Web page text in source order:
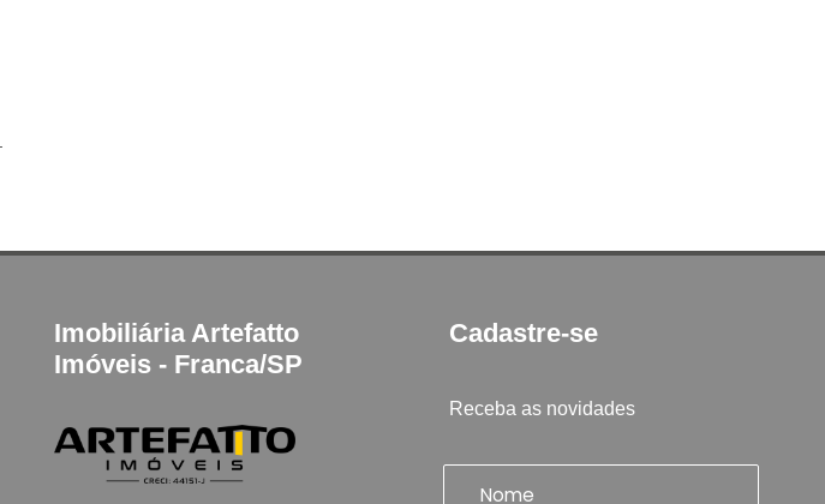
Imobiliária Artefatto
Imóveis - Franca/SP
Cadastre-se
Receba as novidades